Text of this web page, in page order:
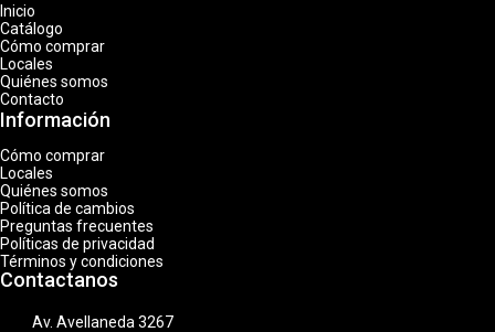
Inicio
Catálogo
Cómo comprar
Locales
Quiénes somos
Contacto
Información
Cómo comprar
Locales
Quiénes somos
Política de cambios
Preguntas frecuentes
Políticas de privacidad
Términos y condiciones
Contactanos
Av. Avellaneda 3267